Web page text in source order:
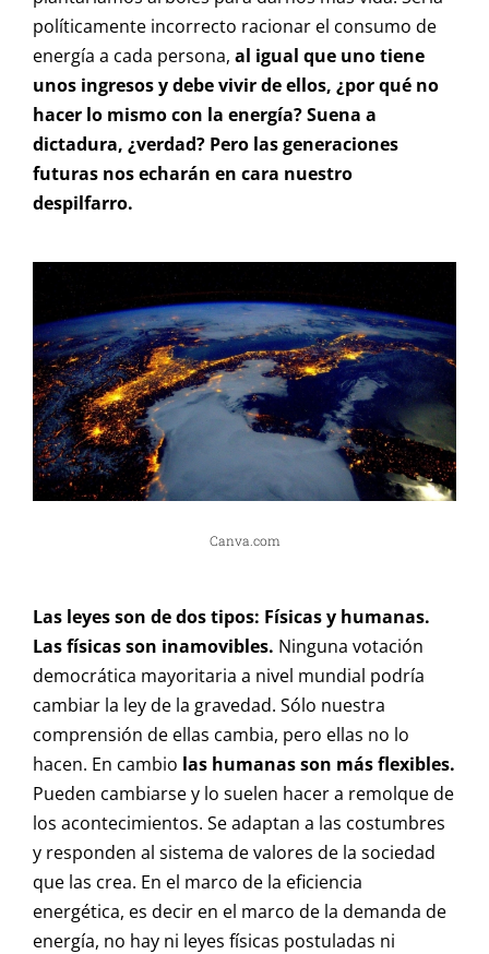
políticamente incorrecto racionar el consumo de
energía a cada persona, al igual que uno tiene
unos ingresos y debe vivir de ellos, ¿por qué no
hacer lo mismo con la energía? Suena a
dictadura, ¿verdad? Pero las generaciones
futuras nos echarán en cara nuestro
despilfarro.
Canva.com
Las leyes son de dos tipos: Físicas y humanas.
Las físicas son inamovibles. Ninguna votación
democrática mayoritaria a nivel mundial podría
cambiar la ley de la gravedad. Sólo nuestra
comprensión de ellas cambia, pero ellas no lo
hacen. En cambio las humanas son más flexibles.
Pueden cambiarse y lo suelen hacer a remolque de
los acontecimientos. Se adaptan a las costumbres
y responden al sistema de valores de la sociedad
que las crea. En el marco de la eficiencia
energética, es decir en el marco de la demanda de
energía, no hay ni leyes físicas postuladas ni